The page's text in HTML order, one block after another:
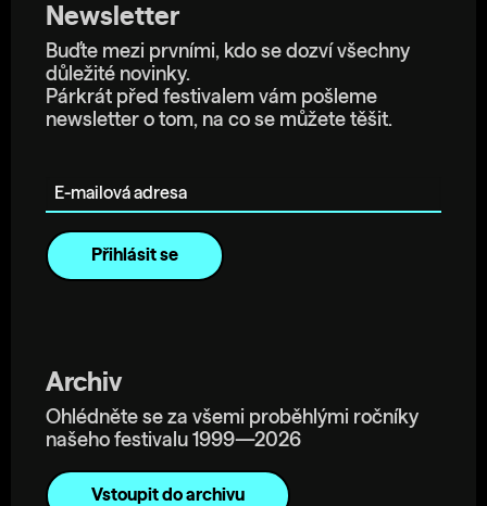
Newsletter
Buďte mezi prvními, kdo se dozví všechny
důležité novinky.
Párkrát před festivalem vám pošleme
newsletter o tom, na co se můžete těšit.
Archiv
Ohlédněte se za všemi proběhlými ročníky
našeho festivalu 1999—2026
Vstoupit do archivu